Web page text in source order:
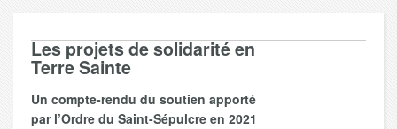
Les projets de solidarité en
Terre Sainte
Un compte-rendu du soutien apporté
par l’Ordre du Saint-Sépulcre en 2021